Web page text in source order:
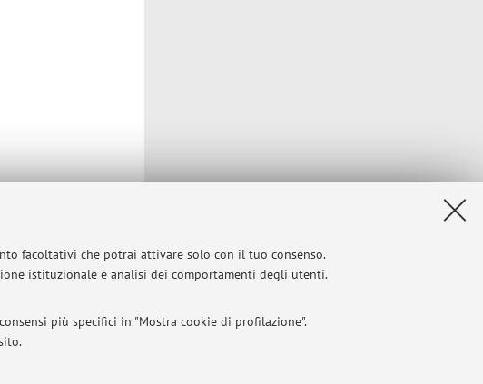
facoltativi che potrai attivare solo con il tuo consenso.
istituzionale e analisi dei comportamenti degli utenti.
più specifici in "Mostra cookie di profilazione".